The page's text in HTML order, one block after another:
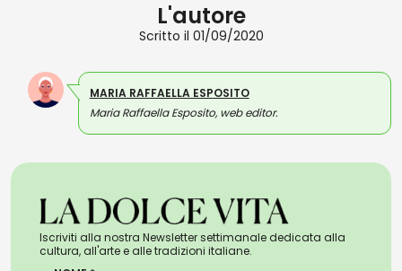
L'autore
Scritto il 01/09/2020
MARIA RAFFAELLA ESPOSITO
Maria Raffaella Esposito, web editor.
Iscriviti alla nostra Newsletter settimanale dedicata alla
cultura, all'arte e alle tradizioni italiane.